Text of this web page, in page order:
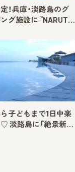
！兵庫・淡路島のグ
グ施設に『NARUT…
子どもまで1日中楽
♡ 淡路島に「絶景新…